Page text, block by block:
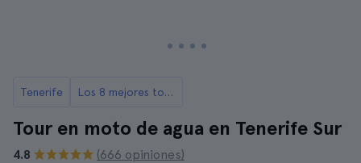
Tenerife Los 8 mejores tours de Tenerife
Tour en moto de agua en Tenerife Sur
4.8
(666 opiniones)